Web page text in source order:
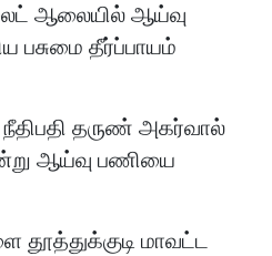
ஆலையில் ஆய்வு
பசுமை தீர்ப்பாயம்
தருண் அகர்வால்
ஆய்வு பணியை
தூத்துக்குடி மாவட்ட